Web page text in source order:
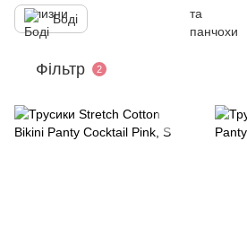
Боді
Фільтр 2